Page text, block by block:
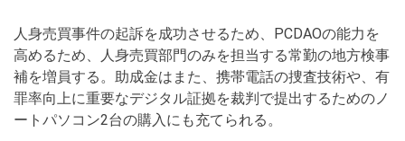
人身売買事件の起訴を成功させるため、PCDAOの能力を
高めるため、人身売買部門のみを担当する常勤の地方検事
補を増員する。助成金はまた、携帯電話の捜査技術や、有
罪率向上に重要なデジタル証拠を裁判で提出するためのノ
ートパソコン2台の購入にも充てられる。